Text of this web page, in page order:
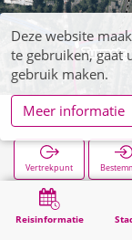
Reisinformatie
Aachen,
Vertrekpunt
Vrije tijd & toerisme
Deze website
te gebruiken, gaat
gebruik maken.
Meer informatie